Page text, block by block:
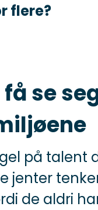
flere?
se
på talent
jenter
de aldri